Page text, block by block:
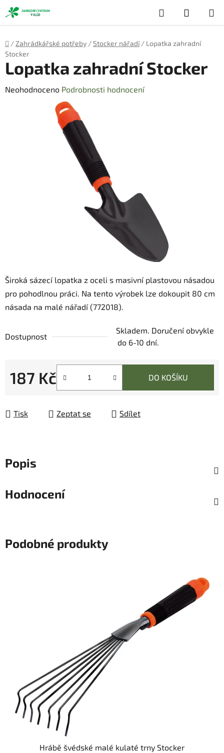
Přejít
na
obsah
Hledat
KOŠÍK
Domů
/ Zahrádkářské potřeby /Stocker nářadí / Lopatka zahradní
Stocker
Široká sázecí lopatka z oceli s masivní plastovou násadou
pro pohodlnou práci. Na tento výrobek lze dokoupit 80 cm
násada na malé nářadí (772018).
Dostupnost
Skladem. Doručení obvykle
do 6-10 dní.
187 Kč DO KOŠÍKU
Tisk Zeptat se Sdílet
Lopatka zahradní Stocker
Průměrné
Neohodnoceno Podrobnosti hodnocení
Popis
Hodnocení
Podobné produkty
Hrábě švédské malé kulaté trny Stocker